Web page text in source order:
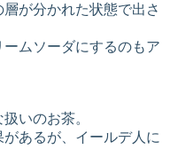
が分かれた状態で出さ
ムソーダにするのもア
いのお茶。
あるが、イールデ人に